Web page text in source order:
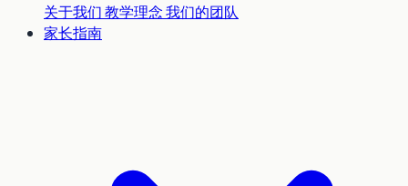
关于我们教学理念我们的团队
家长指南